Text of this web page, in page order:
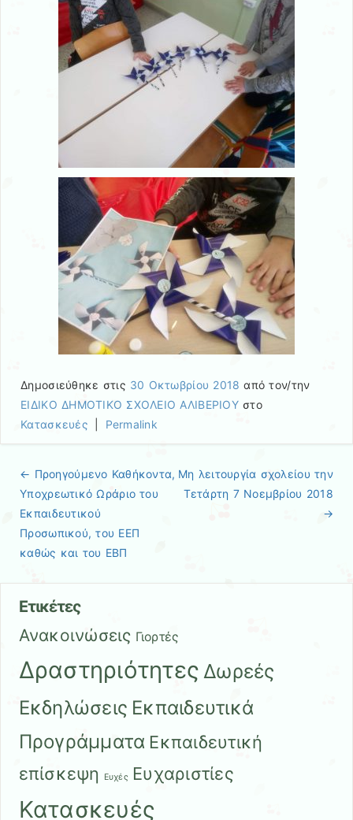
Δημοσιεύθηκε στις 30 Οκτωβρίου 2018 από τον/την
ΕΙΔΙΚΟ ΔΗΜΟΤΙΚΟ ΣΧΟΛΕΙΟ ΑΛΙΒΕΡΙΟΥστο
Κατασκευές
Permalink
Πλοήγηση άρθρων
← Προηγούμενo Καθήκοντα,
Υποχρεωτικό Ωράριο του
Εκπαιδευτικού
Προσωπικού, του ΕΕΠ
καθώς και του ΕΒΠ
Μη λειτουργία σχολείου την
Τετάρτη 7 Νοεμβρίου 2018
→
Ετικέτες
Ανακοινώσεις Γιορτές
Δραστηριότητες Δωρεές
Εκδηλώσεις Εκπαιδευτικά
Προγράμματα Εκπαιδευτική
επίσκεψη
Ευχές Ευχαριστίες
Κατασκευές